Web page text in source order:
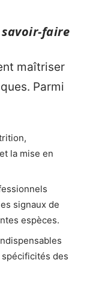
faire
maîtriser
Parmi
la mise en
signaux de
espèces.
des